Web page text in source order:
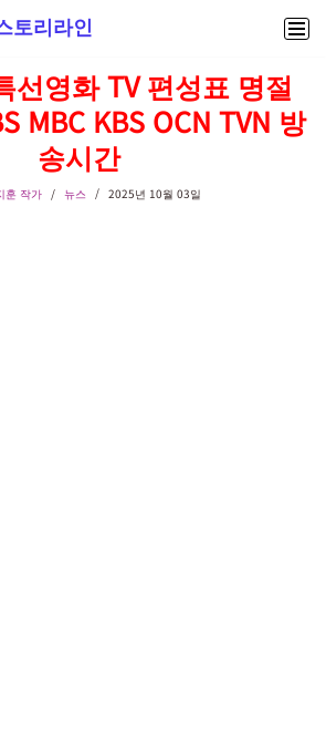
토리라인
선영화 TV 편성표 명절
MBC KBS OCN TVN 방
송시간
훈 작가 뉴스 2025년 10월 03일